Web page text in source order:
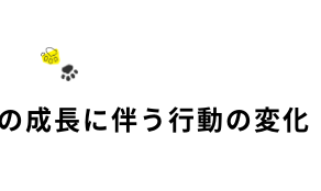
成長に伴う行動の変化